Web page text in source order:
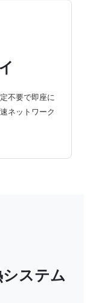
不要で即座に
ネットワーク
ステム